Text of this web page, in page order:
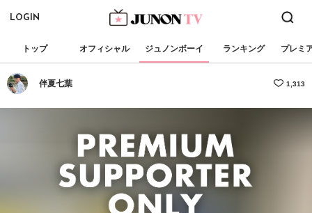
LOGIN
トップ オフィシャル ジュノンボーイ ランキング プレミ
伴夏七葉 1,313